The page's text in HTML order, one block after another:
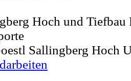
Hoch und
Sallingberg Hoch